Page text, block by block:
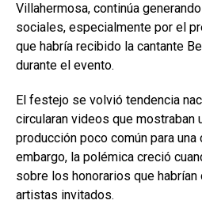
Villahermosa, continúa
sociales, especialmente por el
que habría recibido la cantante
durante el evento.
El festejo se volvió tendencia
circularan videos que mostraban
producción poco común para
embargo, la polémica creció
sobre los honorarios que
artistas invitados.